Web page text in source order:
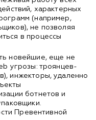
характерных
(например,
не позволяя
в процессы
новейшие, еще не
угрозы: троянцев-
инжекторы, удаленно
ботнетов и
Превентивной